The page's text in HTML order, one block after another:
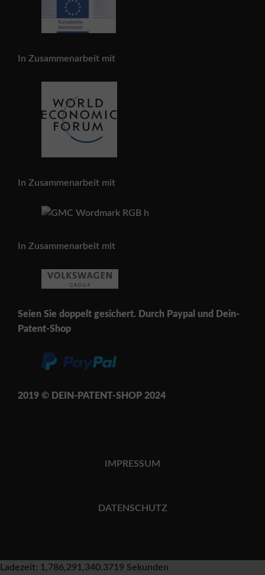
In Zusammenarbeit mit
In Zusammenarbeit mit
In Zusammenarbeit mit
Seien Sie doppelt gesichert. Durch Paypal und Dein-
Patent-Shop
2019 © DEIN-PATENT-SHOP 2024
IMPRESSUM
DATENSCHUTZ
Ladezeit: 1,786,291,340.3719 Sekunden